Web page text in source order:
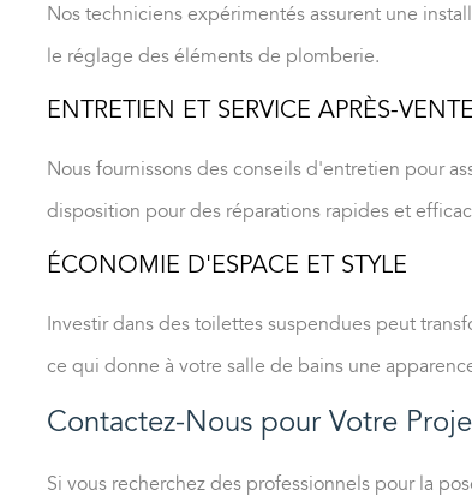
Nos techniciens expérimentés assurent une
le réglage des éléments de plomberie.
ENTRETIEN ET SERVICE APRÈS-VENTE
Nous fournissons des conseils d'entretien pour
disposition pour des réparations rapides et
ÉCONOMIE D'ESPACE ET STYLE
Investir dans des toilettes suspendues peut
ce qui donne à votre salle de bains une
Contactez-Nous pour Votre
Si vous recherchez des professionnels pour la